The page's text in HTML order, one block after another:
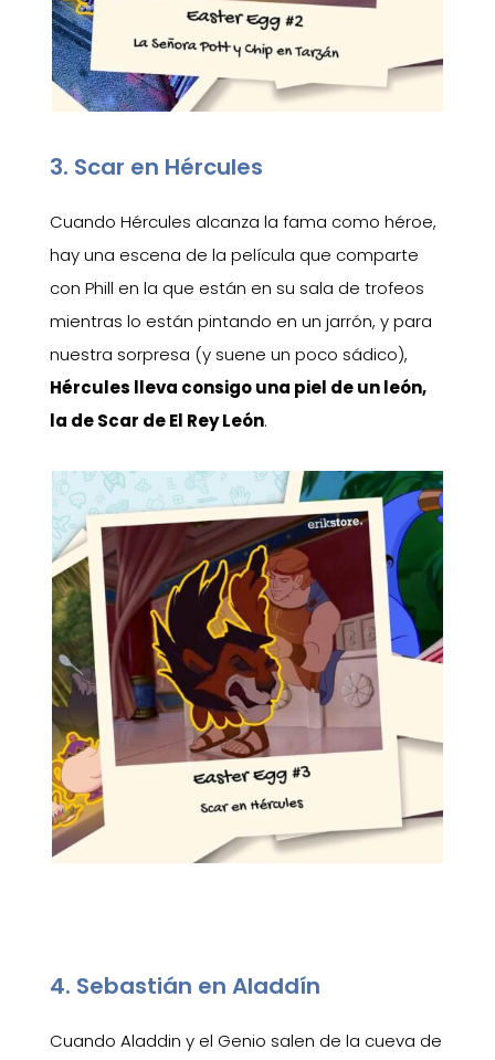
3. Scar en Hércules
Cuando Hércules alcanza la fama como héroe,
hay una escena de la película que comparte
con Phill en la que están en su sala de trofeos
mientras lo están pintando en un jarrón, y para
nuestra sorpresa (y suene un poco sádico),
Hércules lleva consigo una piel de un león,
la de Scar de El Rey León.
4. Sebastián en Aladdín
Cuando Aladdin y el Genio salen de la cueva de